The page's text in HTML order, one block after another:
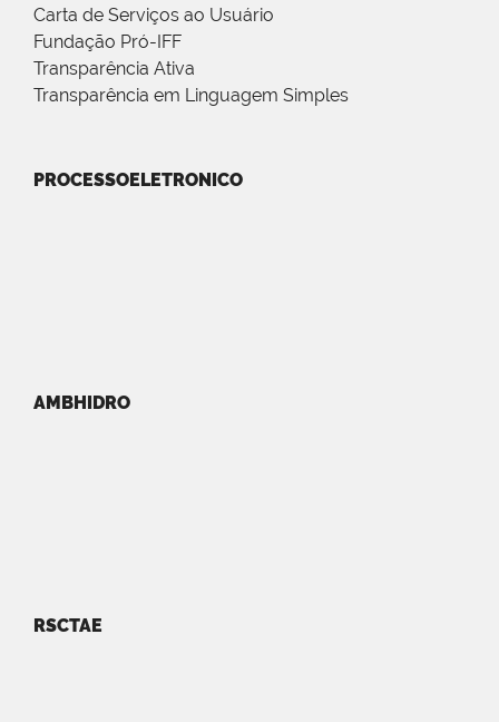
Carta de Serviços ao Usuário
Fundação Pró-IFF
Transparência Ativa
Transparência em Linguagem Simples
PROCESSOELETRONICO
AMBHIDRO
RSCTAE